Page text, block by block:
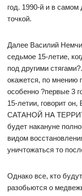
год. 1990-й и в самом
точкой.
Далее Василий
седьмое 15-летие,
под другими
окажется, по
особенно ?первые 3
15-летии, говорит
САТАНОЙ НА
будет накануне
видом
уничтожаться то
Однако все, кто
разобьются о